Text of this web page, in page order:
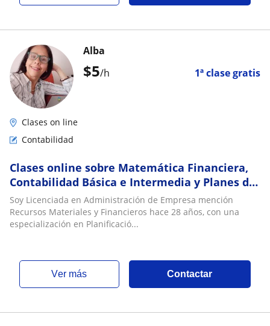
$5/h 1ª clase gratis
Alba
Clases on line
Contabilidad
Clases online sobre Matemática Financiera,
Contabilidad Básica e Intermedia y Planes de
Negocio
Soy Licenciada en Administración de Empresa mención
Recursos Materiales y Financieros hace 28 años, con una
especialización en Planificació...
ver más Contactar